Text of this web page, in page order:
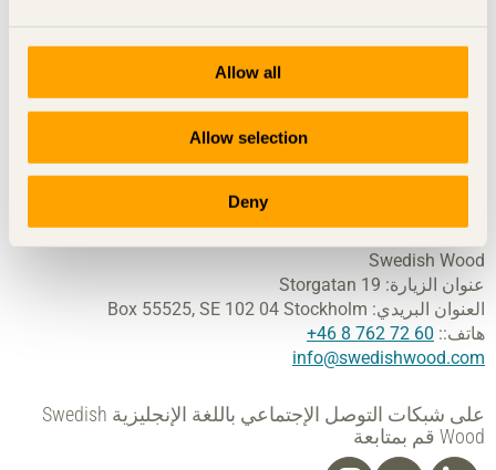
Allow all
Allow selection
Deny
نشر الخشب قابلة للاستمرار. ونحن نقوم بذلك من خلال الإلهام
والتثقيف ودفع التطوير التقني.
سويدش وود صناعة الخشب الرقائقي الملصوق (الجلولام) والخشب
المصفح التقاطعي (CLT) وصناعة الأغلفة والعبوات السويدية وتعمل
بشكل وثيق مع تجار مواد البناء وتجار بيع الأخشاب بالجملة.
Swedish Wood
عنوان الزيارة: Storgatan 19
العنوان البريدي:
Box 55525, SE 102 04 Stockholm
هاتف:: 60 72 762 8 46+
info@swedishwood.com
على شبكات التوصل الإجتماعي باللغة الإنجليزية Swedish
Wood قم بمتابعة